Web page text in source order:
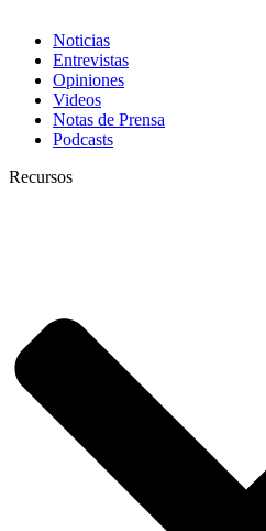
Noticias
Entrevistas
Opiniones
Videos
Notas de Prensa
Podcasts
Recursos